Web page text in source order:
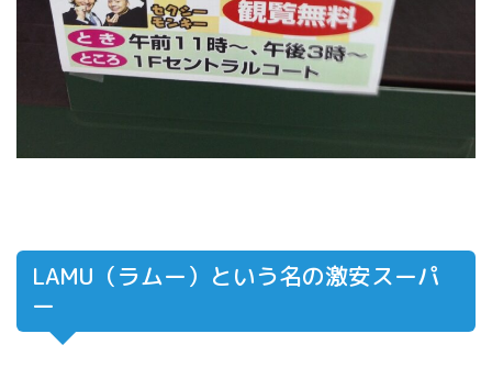
LAMU（ラムー）という名の激安スーパ
ー